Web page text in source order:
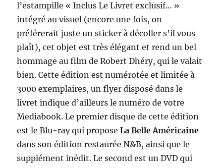
l’estampille « Inclus Le Livret exclusif… »
intégré au visuel (encore une fois, on
préférerait juste un sticker à décoller s’il vous
plaît), cet objet est très élégant et rend un bel
hommage au film de Robert Dhéry, qui le valait
bien. Cette édition est numérotée et limitée à
3000 exemplaires, un flyer disposé dans le
livret indique d’ailleurs le numéro de votre
Mediabook. Le premier disque de cette édition
est le Blu-ray qui proposeLa Belle Américaine
dans son édition restaurée N&B, ainsi que le
supplément inédit. Le second est un DVD qui